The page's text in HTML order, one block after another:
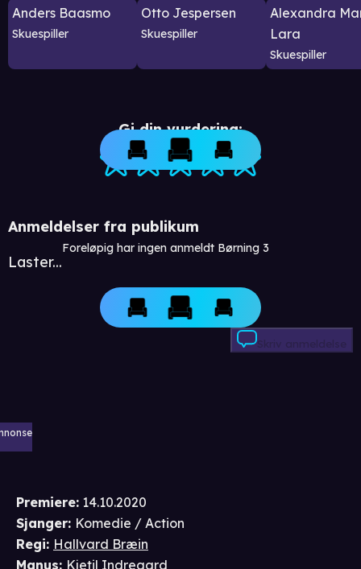
Anders Baasmo
Skuespiller
Otto Jespersen
Skuespiller
Alexandra
Lara
Skuespiller
Gi din vurdering:
Anmeldelser fra publikum
Laster...
Foreløpig har ingen anmeldt Børning 3
Skriv anmeldelse
Premiere: 14.10.2020
Sjanger: Komedie / Action
Regi: Hallvard Bræin
Manus: Kjetil Indregard